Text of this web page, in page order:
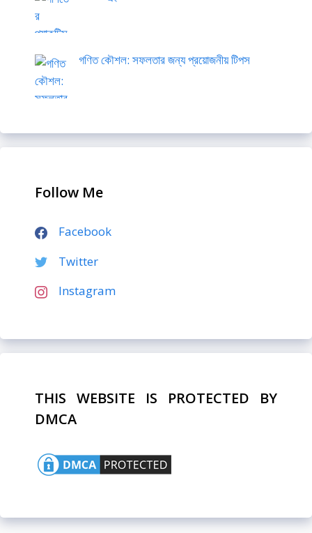
গণিত কৌশল: সফলতার জন্য প্রয়োজনীয় টিপস
Follow Me
Facebook
Twitter
Instagram
THIS WEBSITE IS PROTECTED BY
DMCA